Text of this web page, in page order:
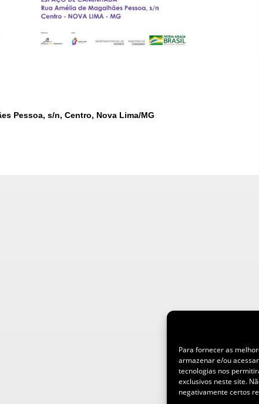
Para fornecer as
armazenar e/ou
tecnologias nos
exclusivos neste site.
negativamente certos
Pessoa, s/n, Centro, Nova Lima/MG